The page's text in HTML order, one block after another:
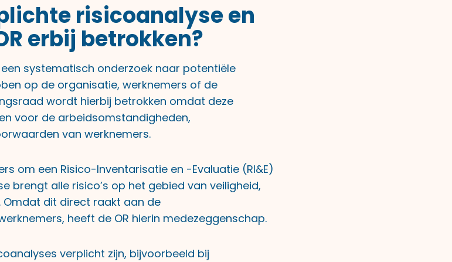
risicoanalyse en
erbij betrokken?
systematisch onderzoek naar potentiële
op de organisatie, werknemers of de
wordt hierbij betrokken omdat deze
voor de arbeidsomstandigheden,
van werknemers.
om een Risico-Inventarisatie en -Evaluatie (RI&E)
brengt alle risico’s op het gebied van veiligheid,
Omdat dit direct raakt aan de
heeft de OR hierin medezeggenschap.
verplicht zijn, bijvoorbeeld bij